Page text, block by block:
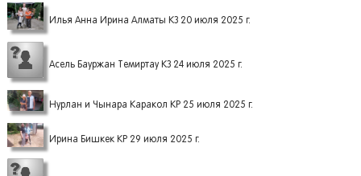
Илья Анна Ирина Алматы КЗ 20 июля 2025 г.
Асель Бауржан Темиртау КЗ 24 июля 2025 г.
Нурлан и Чынара Каракол КР 25 июля 2025 г.
Ирина Бишкек КР 29 июля 2025 г.